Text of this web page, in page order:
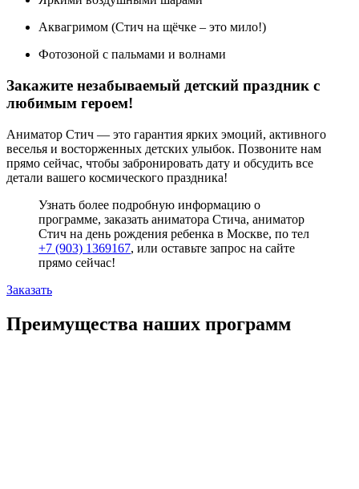
Аквагримом (Стич на щёчке – это мило!)
Фотозоной с пальмами и волнами
Закажите незабываемый детский праздник с
любимым героем!
Аниматор Стич — это гарантия ярких эмоций, активного
веселья и восторженных детских улыбок. Позвоните нам
прямо сейчас, чтобы забронировать дату и обсудить все
детали вашего космического праздника!
Узнать более подробную информацию о
программе, заказать аниматора Стича, аниматор
Стич на день рождения ребенка в Москве, по тел
+7 (903) 1369167, или оставьте запрос на сайте
прямо сейчас!
Заказать
Преимущества наших программ